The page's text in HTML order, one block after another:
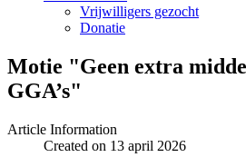
Vrijwilligers gezocht
Donatie
Motie "Geen extra
GGA’s"
Article Information
Created on 13 april 2026